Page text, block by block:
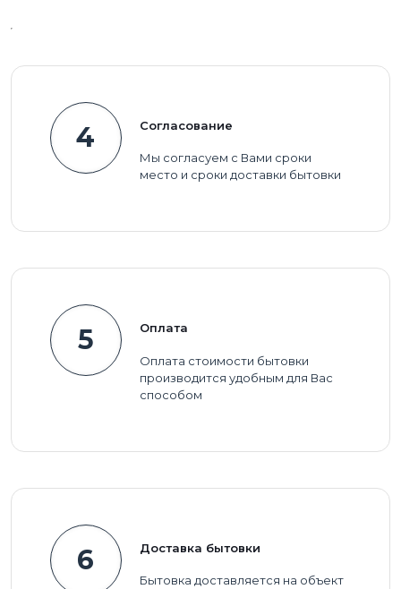
4 Согласование
Мы согласуем с Вами сроки
место и сроки доставки бытовки
5 Оплата
Оплата стоимости бытовки
производится удобным для Вас
способом
6 Доставка бытовки
Бытовка доставляется на объект